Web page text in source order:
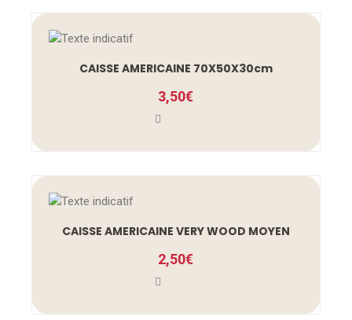
CAISSE AMERICAINE 70X50X30cm
3,50€
CAISSE AMERICAINE VERY WOOD MOYEN
2,50€